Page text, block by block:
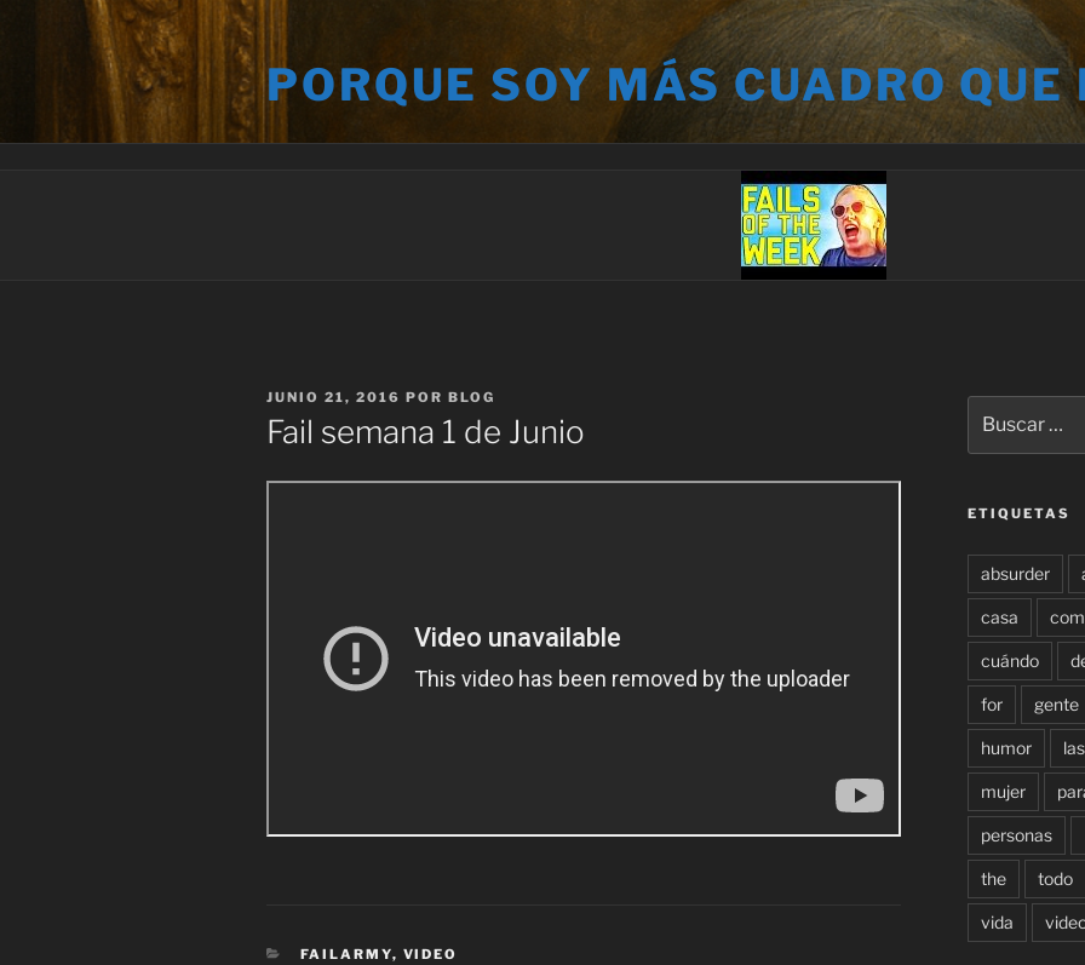
PORQUE SOY MÁS CUADRO QUE
PUBLICADO
EL
JUNIO 21, 2016 POR BLOG
Fail semana 1 de Junio
CATEGORÍAS
FAILARMY, VIDEO
por:
ETIQUETAS
absurder
casa
cuándo
for gente
humor las
mujer
personas
the todo
vida